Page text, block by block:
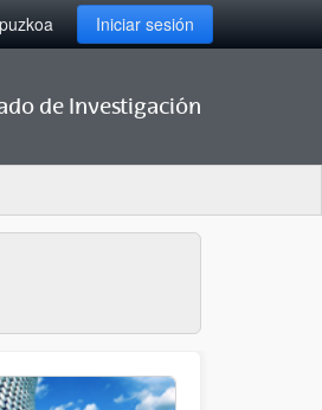
Iniciar sesión
de Investigación